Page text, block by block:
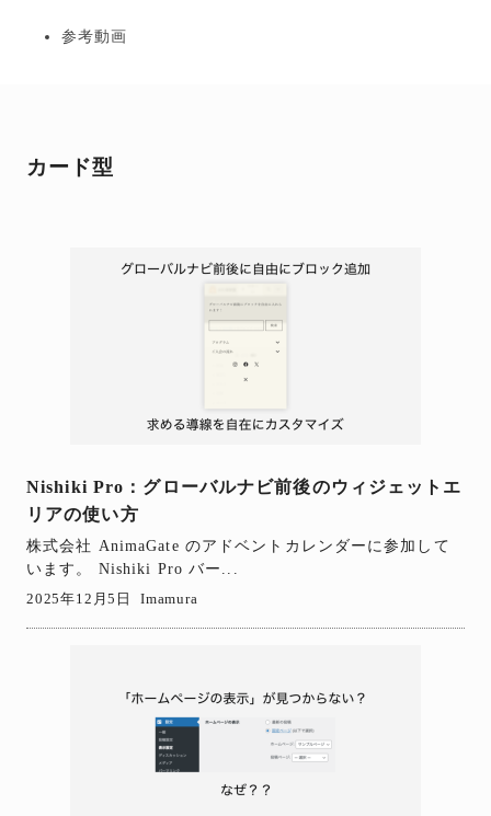
参考動画
カード型
Nishiki Pro：グローバルナビ前後のウィジェットエ
リアの使い方
株式会社 AnimaGate のアドベントカレンダーに参加して
います。 Nishiki Pro バー...
2025年12月5日 Imamura